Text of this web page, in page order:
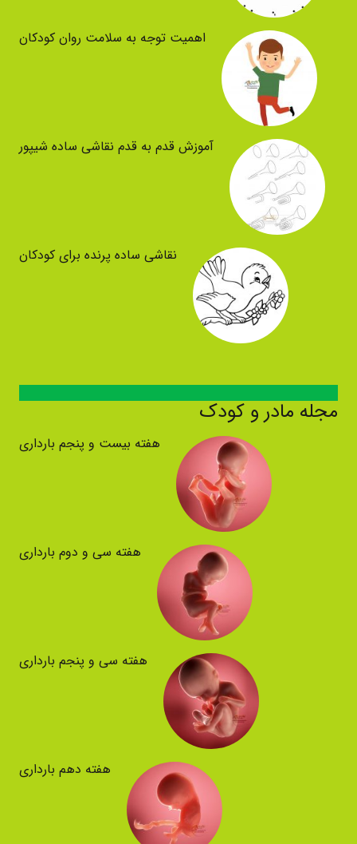
اهمیت توجه به سلامت روان کودکان
آموزش قدم به قدم نقاشی ساده شیپور
نقاشی ساده پرنده برای کودکان
مجله مادر و کودک
هفته بیست و پنجم بارداری
هفته سی و دوم بارداری
هفته سی و پنجم بارداری
هفته دهم بارداری